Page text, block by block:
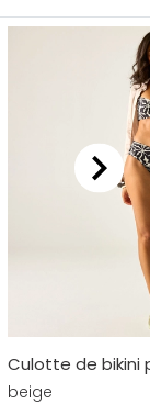
Culotte de bikini
beige